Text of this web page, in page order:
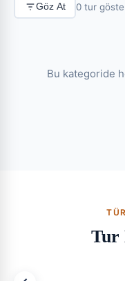
Göz At 0 tur
Bu kategoride
Tur